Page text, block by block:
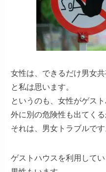
女性は、できるだけ男女
と私は思います。
というのも、女性がゲス
外に別の危険性も出てくる
それは、男女トラブルです
ゲストハウスを利用して